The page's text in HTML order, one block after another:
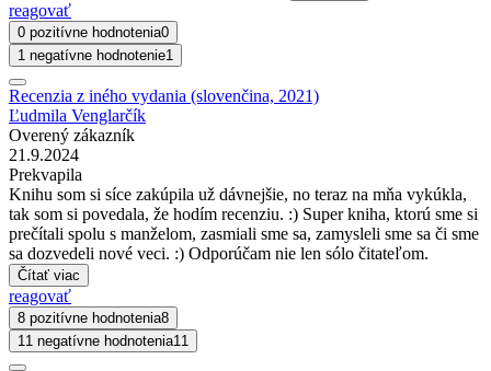
reagovať
0 pozitívne hodnotenia0
1 negatívne hodnotenie1
Recenzia z iného vydania (slovenčina, 2021)
Ľudmila Venglarčík
Overený zákazník
21.9.2024
Prekvapila
Knihu som si síce zakúpila už dávnejšie, no teraz na mňa vykúkla,
tak som si povedala, že hodím recenziu. :) Super kniha, ktorú sme si
prečítali spolu s manželom, zasmiali sme sa, zamysleli sme sa či sme
sa dozvedeli nové veci. :) Odporúčam nie len sólo čitateľom.
Čítať viac
reagovať
8 pozitívne hodnotenia8
11 negatívne hodnotenia11